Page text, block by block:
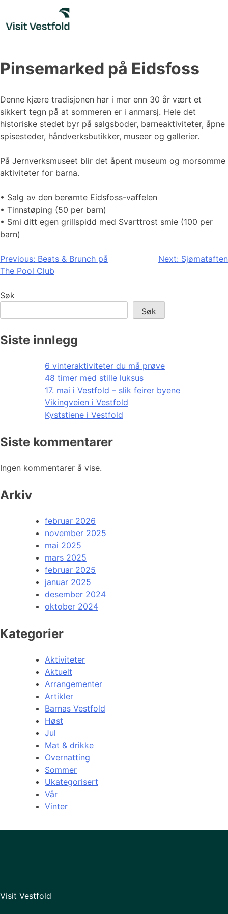
content
Pinsemarked på Eidsfoss
Denne kjære tradisjonen har i mer enn 30 år vært et
sikkert tegn på at sommeren er i anmarsj. Hele det
historiske stedet byr på salgsboder, barneaktiviteter, åpne
spisesteder, håndverksbutikker, museer og gallerier.
På Jernverksmuseet blir det åpent museum og morsomme
aktiviteter for barna.
• Salg av den berømte Eidsfoss-vaffelen
• Tinnstøping (50 per barn)
• Smi ditt egen grillspidd med Svarttrost smie (100 per
barn)
Innleggsnavigasjon
Previous: Beats & Brunch på
The Pool Club
Next: Sjømataften
Søk
Søk
Siste innlegg
6 vinteraktiviteter du må prøve
48 timer med stille luksus
17. mai i Vestfold – slik feirer byene
Vikingveien i Vestfold
Kyststiene i Vestfold
Siste kommentarer
Ingen kommentarer å vise.
Arkiv
februar 2026
november 2025
mai 2025
mars 2025
februar 2025
januar 2025
desember 2024
oktober 2024
Kategorier
Aktiviteter
Aktuelt
Arrangementer
Artikler
Barnas Vestfold
Høst
Jul
Mat & drikke
Overnatting
Sommer
Ukategorisert
Vår
Vinter
Visit Vestfold